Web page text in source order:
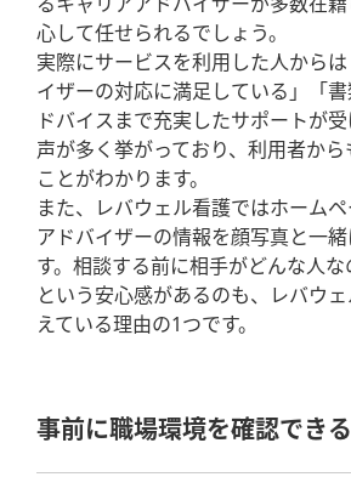
心して任せられるでしょう。
実際にサービスを利用した人から
イザーの対応に満足している」「
ドバイスまで充実したサポートが
声が多く挙がっており、利用者か
ことがわかります。
また、レバウェル看護ではホーム
アドバイザーの情報を顔写真と一
す。相談する前に相手がどんな人
という安心感があるのも、レバウ
えている理由の1つです。
事前に職場環境を確認できる